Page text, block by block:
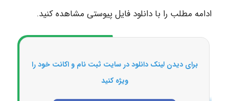
ادامه مطلب را با دانلود فایل پیوستی مشاهده کنید.
برای دیدن لینک دانلود در سایت ثبت نام و اکانت خود را
ویژه کنید